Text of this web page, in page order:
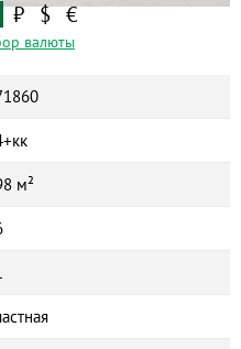
₽ $ €
валюты
м²